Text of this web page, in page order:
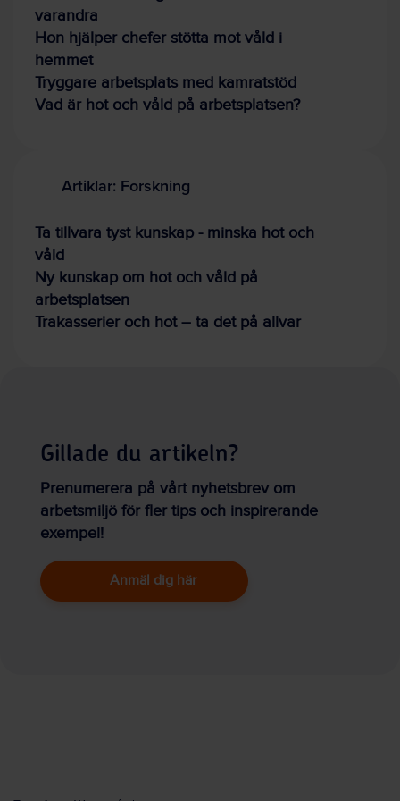
varandra
Hon hjälper chefer stötta mot våld i
hemmet
Tryggare arbetsplats med kamratstöd
Vad är hot och våld på arbetsplatsen?
Artiklar: Forskning
Ta tillvara tyst kunskap - minska hot och
våld
Ny kunskap om hot och våld på
arbetsplatsen
Trakasserier och hot – ta det på allvar
Gillade du artikeln?
Prenumerera på vårt nyhetsbrev om
arbetsmiljö för fler tips och inspirerande
exempel!
Anmäl dig här